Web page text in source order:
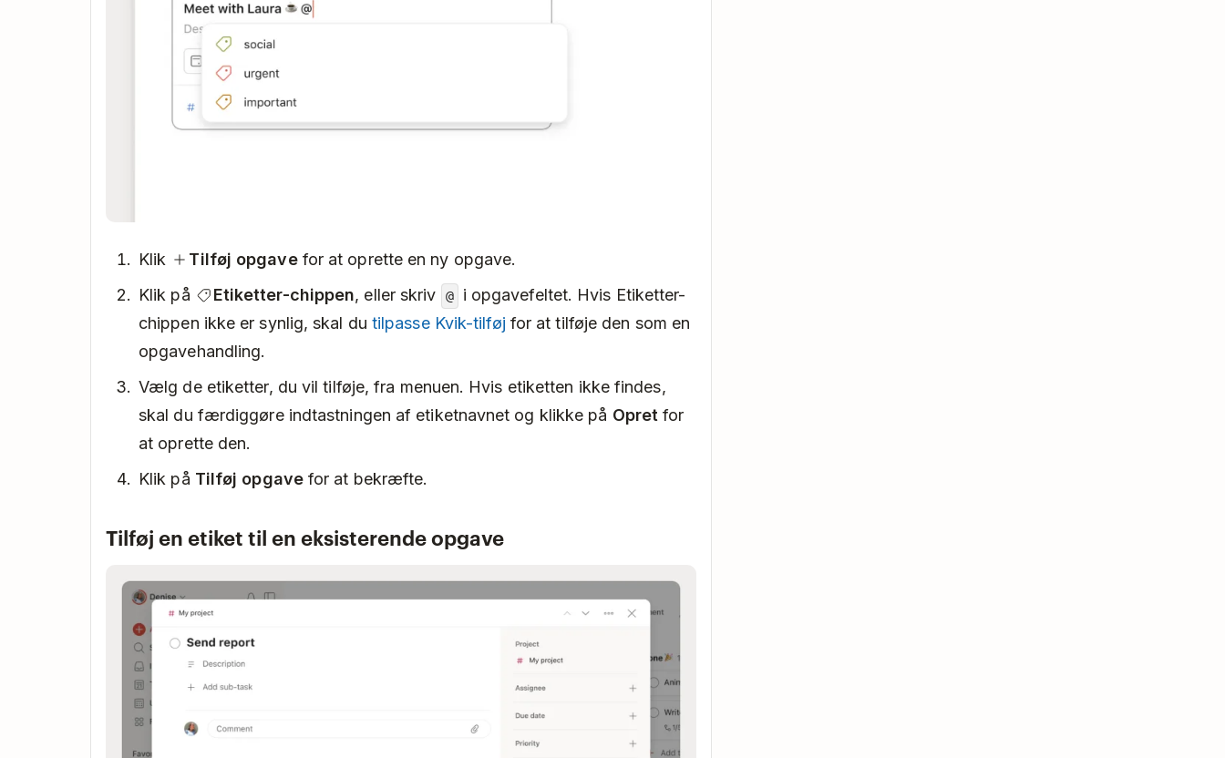
Klik Tilføj opgavefor at oprette en ny opgave.
Klik på
Etiketter-chippen, eller skriv @
i opgavefeltet. Hvis Etiketter-
chippen ikke er synlig, skal du tilpasse Kvik-tilføj for at tilføje den som en
opgavehandling.
Vælg de etiketter, du vil tilføje, fra menuen. Hvis etiketten ikke findes,
skal du færdiggøre indtastningen af etiketnavnet og klikke på Opret for
at oprette den.
Klik på Tilføj opgavefor at bekræfte.
Tilføj en etiket til en eksisterende opgave